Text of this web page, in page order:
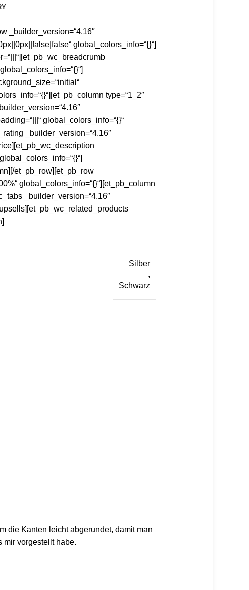
_builder_version=“4.16″
global_colors_info=“{}“]
type=“1_2″
global_colors_info=“{}“
_builder_version=“4.16″
et_pb_row][et_pb_row
global_colors_info=“{}“][et_pb_column
_builder_version=“4.16″
Silber
,
Schwarz
die Kanten leicht abgerundet, damit man
mir vorgestellt habe.